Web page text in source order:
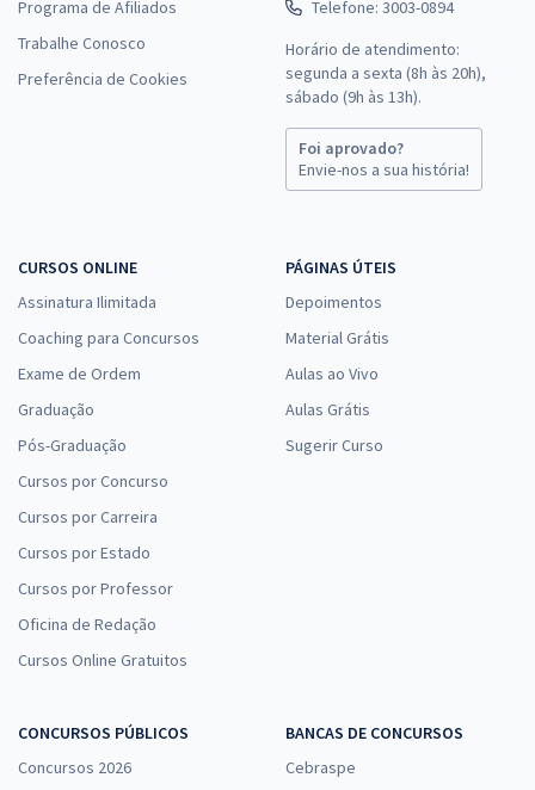
Programa de Afiliados
Trabalhe Conosco
Preferência de Cookies
Telefone: 3003-0894
Horário de atendimento:
segunda a sexta (8h às 20h),
sábado (9h às 13h).
Foi aprovado?
Envie-nos a sua história!
CURSOS ONLINE
Assinatura Ilimitada
Coaching para Concursos
Exame de Ordem
Graduação
Pós-Graduação
Cursos por Concurso
Cursos por Carreira
Cursos por Estado
Cursos por Professor
Oficina de Redação
Cursos Online Gratuitos
PÁGINAS ÚTEIS
Depoimentos
Material Grátis
Aulas ao Vivo
Aulas Grátis
Sugerir Curso
CONCURSOS PÚBLICOS
Concursos 2026
BANCAS DE CONCURSOS
Cebraspe